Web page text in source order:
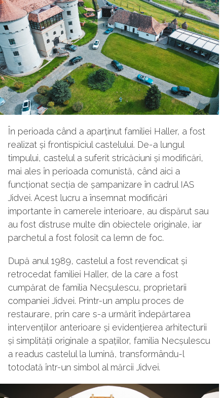
În perioada când a aparținut familiei Haller, a fost
realizat și frontispiciul castelului. De-a lungul
timpului, castelul a suferit stricăciuni și modificări,
mai ales în perioada comunistă, când aici a
funcționat secția de șampanizare în cadrul IAS
Jidvei. Acest lucru a însemnat modificări
importante în camerele interioare, au dispărut sau
au fost distruse multe din obiectele originale, iar
parchetul a fost folosit ca lemn de foc.
După anul 1989, castelul a fost revendicat și
retrocedat familiei Haller, de la care a fost
cumpărat de familia Necşulescu, proprietarii
companiei Jidvei. Printr-un amplu proces de
restaurare, prin care s-a urmărit îndepărtarea
intervențiilor anterioare și evidențierea arhitecturii
și simplității originale a spațiilor, familia Necșulescu
a readus castelul la lumină, transformându-l
totodată într-un simbol al mărcii Jidvei.